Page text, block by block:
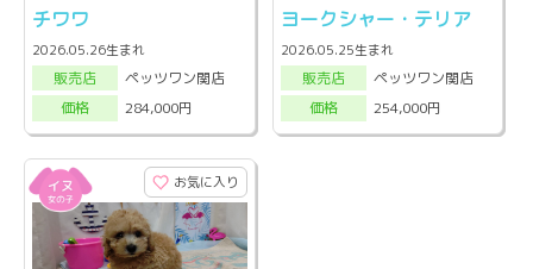
チワワ
2026.05.26生まれ
販売店
ペッツワン関店
価格
284,000円
ヨークシャー・テリア
2026.05.25生まれ
販売店
ペッツワン関店
価格
254,000円
お気に入り